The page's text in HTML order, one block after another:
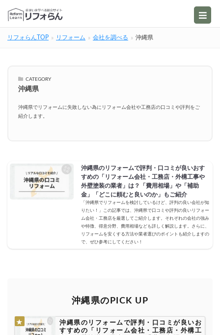
リフォらんTOP リフォーム 会社を調べる 沖縄県
CATEGORY
沖縄県
沖縄県でリフォームに失敗しない為にリフォーム会社や工務店の口コミや評判をご
紹介します。
沖縄県のリフォームで評判・口コミが良いおす
すめの「リフォーム会社・工務店・外構工事や
外壁塗装の業者」は？「費用相場」や「補助
金」「どこに頼むと良いのか」もご紹介
「沖縄県でリフォームを検討しているけど、評判の良い会社が知
りたい！」この記事では、沖縄県で口コミや評判の良いリフォー
ム会社・工務店を厳選してご紹介します。それぞれの会社の強み
や特徴、得意分野、費用相場なども詳しく解説します。さらに、
リフォームを安くする方法や業者選びのポイントも紹介しますの
で、ぜひ参考にしてください！
沖縄県のPICK UP
沖縄県のリフォームで評判・口コミが良いお
すすめの「リフォーム会社・工務店・外構工